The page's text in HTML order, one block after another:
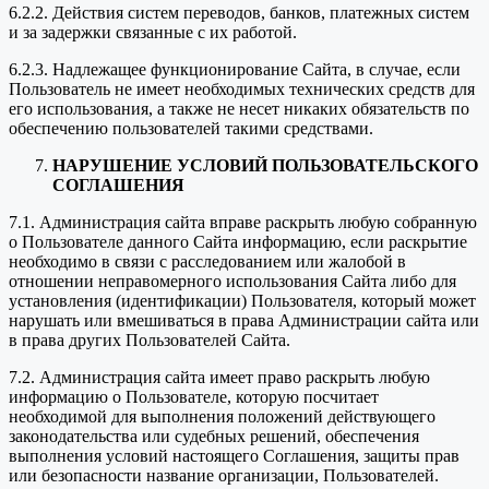
6.2.2. Действия систем переводов, банков, платежных систем
и за задержки связанные с их работой.
6.2.3. Надлежащее функционирование Сайта, в случае, если
Пользователь не имеет необходимых технических средств для
его использования, а также не несет никаких обязательств по
обеспечению пользователей такими средствами.
НАРУШЕНИЕ УСЛОВИЙ ПОЛЬЗОВАТЕЛЬСКОГО
СОГЛАШЕНИЯ
7.1. Администрация сайта вправе раскрыть любую собранную
о Пользователе данного Сайта информацию, если раскрытие
необходимо в связи с расследованием или жалобой в
отношении неправомерного использования Сайта либо для
установления (идентификации) Пользователя, который может
нарушать или вмешиваться в права Администрации сайта или
в права других Пользователей Сайта.
7.2. Администрация сайта имеет право раскрыть любую
информацию о Пользователе, которую посчитает
необходимой для выполнения положений действующего
законодательства или судебных решений, обеспечения
выполнения условий настоящего Соглашения, защиты прав
или безопасности название организации, Пользователей.